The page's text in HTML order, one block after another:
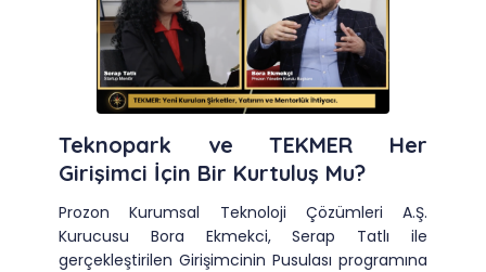
Teknopark ve TEKMER Her
Girişimci İçin Bir Kurtuluş Mu?
Prozon Kurumsal Teknoloji Çözümleri A.Ş.
Kurucusu Bora Ekmekci, Serap Tatlı ile
gerçekleştirilen Girişimcinin Pusulası programına